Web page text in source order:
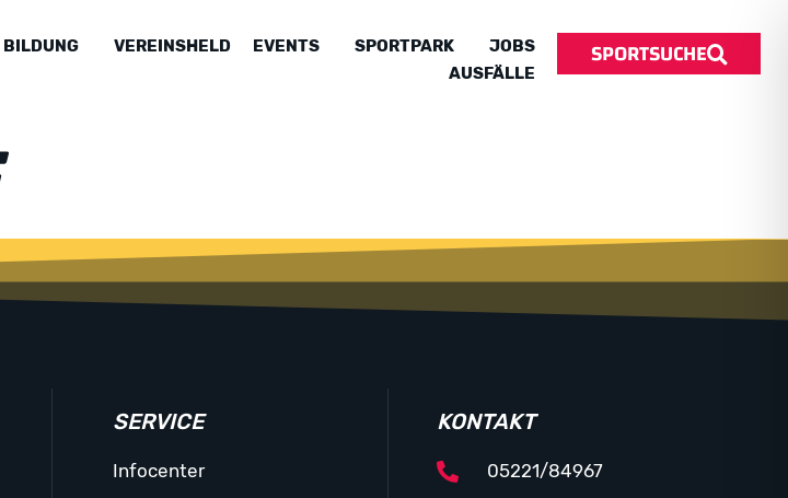
BILDUNG VEREINSHELD EVENTS SPORTPARK
JOBS
AUSFÄLLE
SPORTSUCHE
SERVICE
Infocenter
KONTAKT
05221/84967